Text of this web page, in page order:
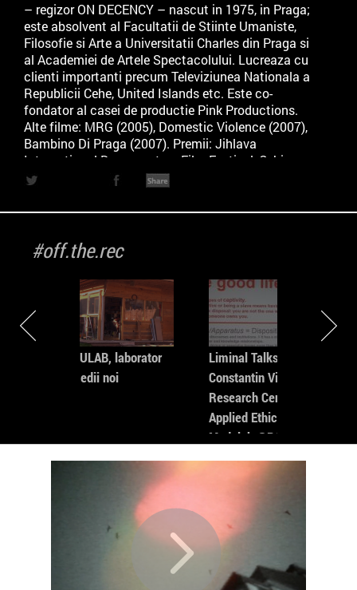
– regizor ON DECENCY – nascut in 1975, in Praga;
este absolvent al Facultatii de Stiinte Umaniste,
Filosofie si Arte a Universitatii Charles din Praga si
al Academiei de Artele Spectacolului. Lucreaza cu
clienti importanti precum Televiziunea Nationala a
Republicii Cehe, United Islands etc. Este co-
fondator al casei de productie Pink Productions.
Alte filme: MRG (2005), Domestic Violence (2007),
Bambino Di Praga (2007). Premii: Jihlava
International Documentary Film Festival, Cehia,
2012.
#off.the.rec
MODULAB, laborator
de medii noi
Liminal Talks: ★
Constantin Vică -
Research Centre in
Applied Ethics- by
Modulab @POINT